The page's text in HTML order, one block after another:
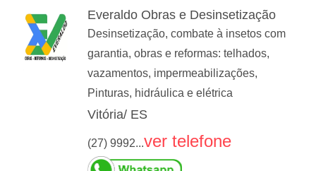
Everaldo Obras e Desinsetização
Desinsetização, combate à insetos com
garantia, obras e reformas: telhados,
vazamentos, impermeabilizações,
Pinturas, hidráulica e elétrica
Vitória/ ES
(27) 9992...ver telefone